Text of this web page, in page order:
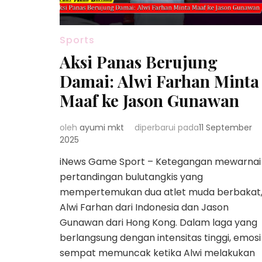
Sports
Aksi Panas Berujung
Damai: Alwi Farhan Minta
Maaf ke Jason Gunawan
oleh ayumi mkt diperbarui pada11 September
2025
iNews Game Sport – Ketegangan mewarnai
pertandingan bulutangkis yang
mempertemukan dua atlet muda berbakat,
Alwi Farhan dari Indonesia dan Jason
Gunawan dari Hong Kong. Dalam laga yang
berlangsung dengan intensitas tinggi, emosi
sempat memuncak ketika Alwi melakukan